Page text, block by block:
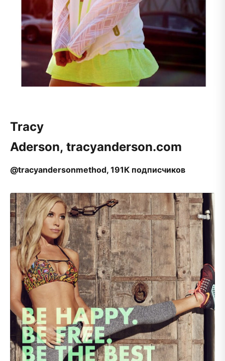
Tracy
Aderson, tracyanderson.com
@tracyandersonmethod, 191К подписчиков